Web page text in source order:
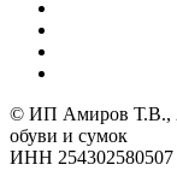
© ИП Амиров Т.В.,
обуви и сумок
ИНН 254302580507